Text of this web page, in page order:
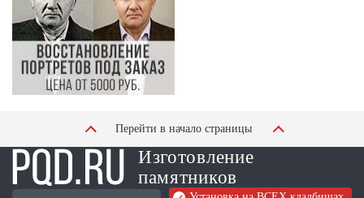
Перейти в начало страницы
Изготовление
памятников